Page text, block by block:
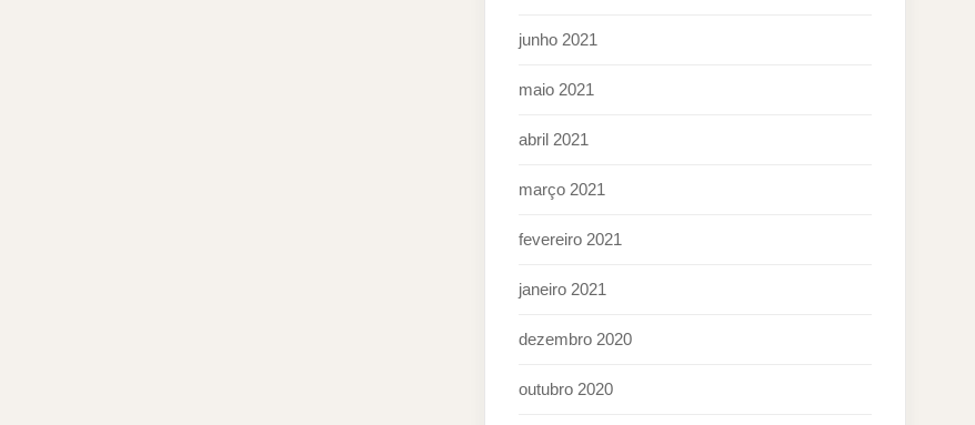
junho 2021
maio 2021
abril 2021
março 2021
fevereiro 2021
janeiro 2021
dezembro 2020
outubro 2020